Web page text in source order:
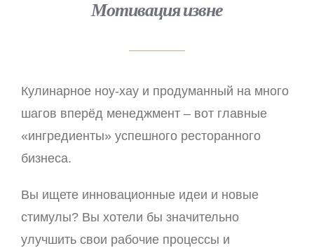
Мотивация извне
Кулинарное ноу-хау и продуманный на много
шагов вперёд менеджмент – вот главные
«ингредиенты» успешного ресторанного
бизнеса.
Вы ищете инновационные идеи и новые
стимулы? Вы хотели бы значительно
улучшить свои рабочие процессы и